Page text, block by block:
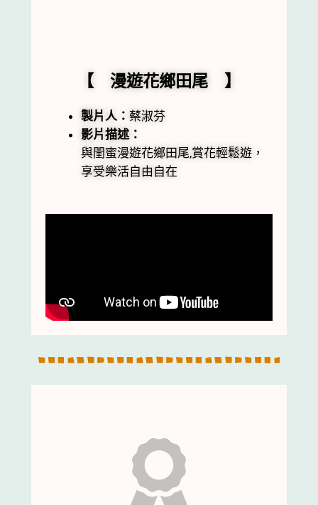
【 漫遊花鄉田尾 】
製片人： 蔡淑芬
影片描述：
與閨蜜漫遊花鄉田尾,賞花輕鬆遊，
享受樂活自由自在